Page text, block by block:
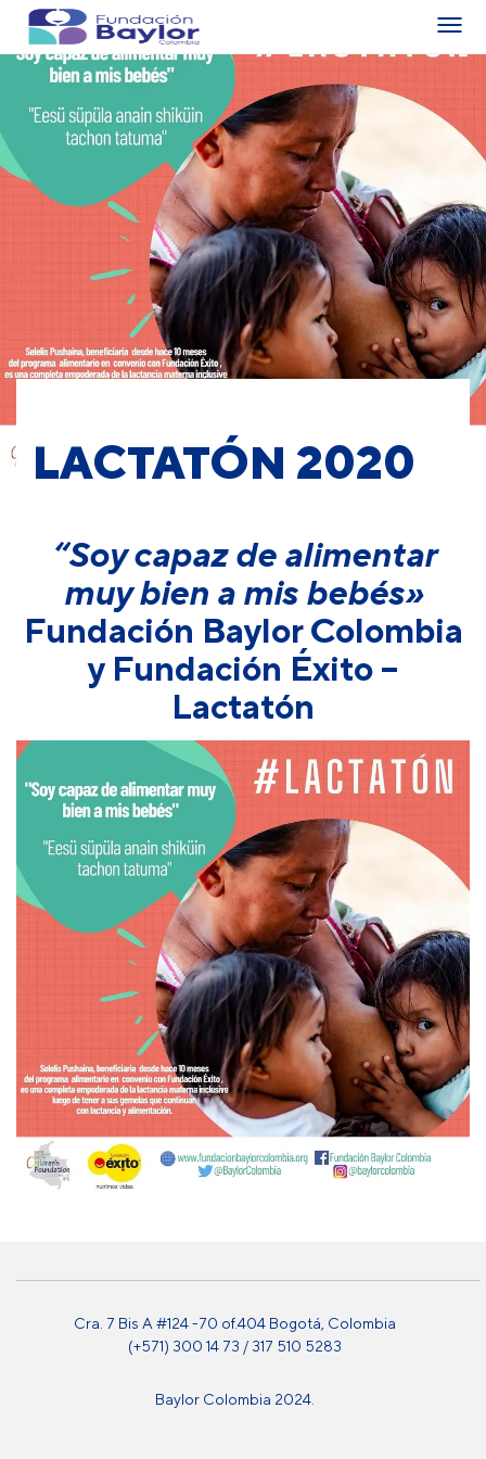
LACTATÓN 2020
“Soy capaz de alimentar
muy bien a mis bebés»
Fundación Baylor Colombia
y Fundación Éxito –
Lactatón
Cra. 7 Bis A #124 -70 of.404 Bogotá, Colombia
(+571) 300 14 73 / 317 510 5283
Baylor Colombia 2024.